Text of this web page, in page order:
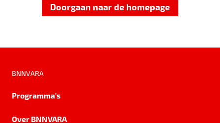
Doorgaan naar de homepage
BNNVARA
Programma's
Over BNNVARA